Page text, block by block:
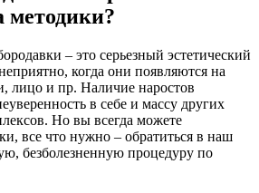
методики?
– это серьезный эстетический
когда они появляются на
лицо и пр. Наличие наростов
в себе и массу других
Но вы всегда можете
все что нужно – обратиться в наш
безболезненную процедуру по